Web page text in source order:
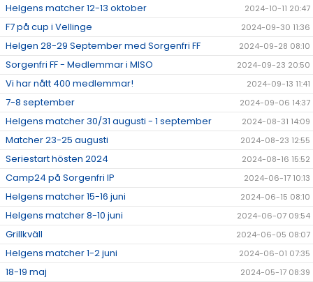
Helgens matcher 12-13 oktober 2024-10-11 20:47
F7 på cup i Vellinge 2024-09-30 11:36
Helgen 28-29 September med Sorgenfri FF 2024-09-28 08:10
Sorgenfri FF - Medlemmar i MISO 2024-09-23 20:50
Vi har nått 400 medlemmar! 2024-09-13 11:41
7-8 september 2024-09-06 14:37
Helgens matcher 30/31 augusti - 1 september 2024-08-31 14:09
Matcher 23-25 augusti 2024-08-23 12:55
Seriestart hösten 2024 2024-08-16 15:52
Camp24 på Sorgenfri IP 2024-06-17 10:13
Helgens matcher 15-16 juni 2024-06-15 08:10
Helgens matcher 8-10 juni 2024-06-07 09:54
Grillkväll 2024-06-05 08:07
Helgens matcher 1-2 juni 2024-06-01 07:35
18-19 maj 2024-05-17 08:39